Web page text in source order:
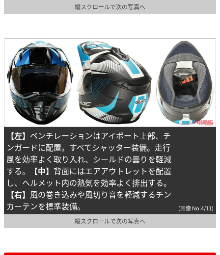
縦スクロールで次の写真へ
【左】 ベンチレーションはアイポート上部、チ
ンガードに配置。すべてシャッター装備。走行
風を効率よく取り入れ、シールドの曇りを軽減
する。
【中】 背面にはエアアウトレットを配置
し、ヘルメット内の熱気を効率よく排出する。
【右】 風の巻き込みや風切り音を軽減するチン
カーテンを標準装備。
(画像 No.4/11)
縦スクロールで次の写真へ